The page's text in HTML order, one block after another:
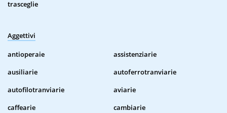
trasceglie
Aggettivi
antioperaie
assistenziarie
ausiliarie
autoferrotranviarie
autofilotranviarie
aviarie
caffearie
cambiarie